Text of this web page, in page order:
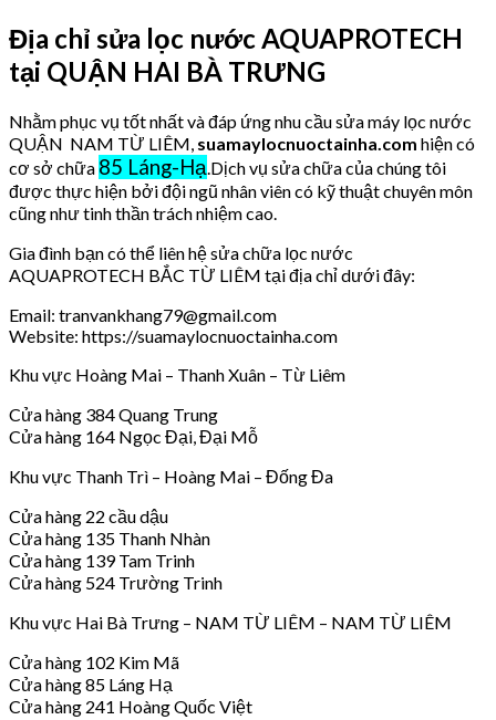
Địa chỉ sửa lọc nước AQUAPROTECH
tại QUẬN HAI BÀ TRƯNG
Nhằm phục vụ tốt nhất và đáp ứng nhu cầu sửa máy lọc nước
QUẬN NAM TỪ LIÊM, suamaylocnuoctainha.com hiện có
cơ sở chữa 85 Láng-Hạ .Dịch vụ sửa chữa của chúng tôi
được thực hiện bởi đội ngũ nhân viên có kỹ thuật chuyên môn
cũng như tinh thần trách nhiệm cao.
Gia đình bạn có thể liên hệ sửa chữa lọc nước
AQUAPROTECH BẮC TỪ LIÊM tại địa chỉ dưới đây:
Email: tranvankhang79@gmail.com
Website: https://suamaylocnuoctainha.com
Khu vực Hoàng Mai – Thanh Xuân – Từ Liêm
Cửa hàng 384 Quang Trung
Cửa hàng 164 Ngọc Đại, Đại Mỗ
Khu vực Thanh Trì – Hoàng Mai – Đống Đa
Cửa hàng 22 cầu dậu
Cửa hàng 135 Thanh Nhàn
Cửa hàng 139 Tam Trinh
Cửa hàng 524 Trường Trinh
Khu vực Hai Bà Trưng – NAM TỪ LIÊM – NAM TỪ LIÊM
Cửa hàng 102 Kim Mã
Cửa hàng 85 Láng Hạ
Cửa hàng 241 Hoàng Quốc Việt